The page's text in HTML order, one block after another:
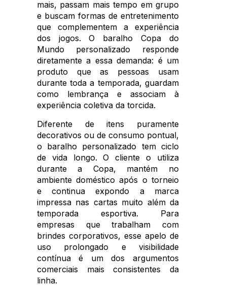
mais, passam mais tempo em grupo
e buscam formas de entretenimento
que complementem a experiência
dos jogos. O baralho Copa do
Mundo personalizado responde
diretamente a essa demanda: é um
produto que as pessoas usam
durante toda a temporada, guardam
como lembrança e associam à
experiência coletiva da torcida.
Diferente de itens puramente
decorativos ou de consumo pontual,
o baralho personalizado tem ciclo
de vida longo. O cliente o utiliza
durante a Copa, mantém no
ambiente doméstico após o torneio
e continua expondo a marca
impressa nas cartas muito além da
temporada esportiva. Para
empresas que trabalham com
brindes corporativos, esse apelo de
uso prolongado e visibilidade
contínua é um dos argumentos
comerciais mais consistentes da
linha.